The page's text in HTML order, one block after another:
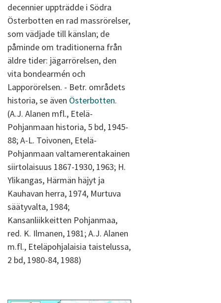
decennier uppträdde i Södra
Österbotten en rad massrörelser,
som vädjade till känslan; de
påminde om traditionerna från
äldre tider: jägarrörelsen, den
vita bondearmén och
Lapporörelsen. - Betr. områdets
historia, se även Österbotten.
(A.J. Alanen mfl., Etelä-
Pohjanmaan historia, 5 bd, 1945-
88; A-L. Toivonen, Etelä-
Pohjanmaan valtamerentakainen
siirtolaisuus 1867-1930, 1963; H.
Ylikangas, Härmän häjyt ja
Kauhavan herra, 1974, Murtuva
säätyvalta, 1984;
Kansanliikkeitten Pohjanmaa,
red. K. Ilmanen, 1981; A.J. Alanen
m.fl., Eteläpohjalaisia taistelussa,
2 bd, 1980-84, 1988)